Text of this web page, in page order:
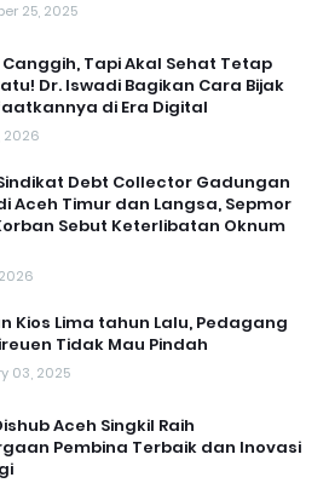
25, 2025
Canggih, Tapi Akal Sehat Tetap
Dr. Iswadi Bagikan Cara Bijak
di Era Digital
2026
Debt Collector Gadungan
Aceh Timur dan Langsa, Sepmor
Sebut Keterlibatan Oknum
Kios Lima tahun Lalu, Pedagang
Tidak Mau Pindah
03, 2025
Aceh Singkil Raih
Pembina Terbaik dan Inovasi